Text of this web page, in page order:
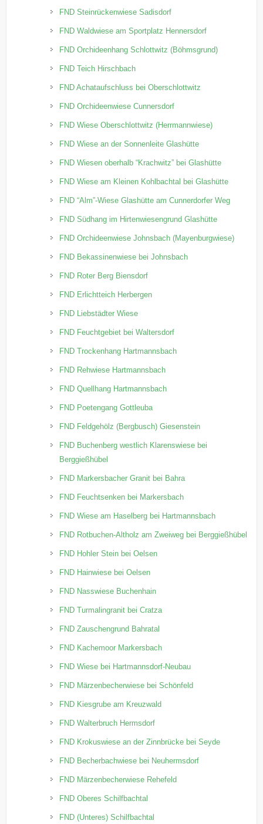
FND Steinrückenwiese Sadisdorf
FND Waldwiese am Sportplatz Hennersdorf
FND Orchideenhang Schlottwitz (Böhmsgrund)
FND Teich Hirschbach
FND Achataufschluss bei Oberschlottwitz
FND Orchideenwiese Cunnersdorf
FND Wiese Oberschlottwitz (Herrmannwiese)
FND Wiese an der Sonnenleite Glashütte
FND Wiesen oberhalb “Krachwitz” bei Glashütte
FND Wiese am Kleinen Kohlbachtal bei Glashütte
FND “Alm”-Wiese Glashütte am Cunnerdorfer Weg
FND Südhang im Hirtenwiesengrund Glashütte
FND Orchideenwiese Johnsbach (Mayenburgwiese)
FND Bekassinenwiese bei Johnsbach
FND Roter Berg Biensdorf
FND Erlichtteich Herbergen
FND Liebstädter Wiese
FND Feuchtgebiet bei Waltersdorf
FND Trockenhang Hartmannsbach
FND Rehwiese Hartmannsbach
FND Quellhang Hartmannsbach
FND Poetengang Gottleuba
FND Feldgehölz (Bergbusch) Giesenstein
FND Buchenberg westlich Klarenswiese bei
Berggießhübel
FND Markersbacher Granit bei Bahra
FND Feuchtsenken bei Markersbach
FND Wiese am Haselberg bei Hartmannsbach
FND Rotbuchen-Altholz am Zweiweg bei Berggießhübel
FND Hohler Stein bei Oelsen
FND Hainwiese bei Oelsen
FND Nasswiese Buchenhain
FND Turmalingranit bei Cratza
FND Zauschengrund Bahratal
FND Kachemoor Markersbach
FND Wiese bei Hartmannsdorf-Neubau
FND Märzenbecherwiese bei Schönfeld
FND Kiesgrube am Kreuzwald
FND Walterbruch Hermsdorf
FND Krokuswiese an der Zinnbrücke bei Seyde
FND Becherbachwiese bei Neuhermsdorf
FND Märzenbecherwiese Rehefeld
FND Oberes Schilfbachtal
FND (Unteres) Schilfbachtal